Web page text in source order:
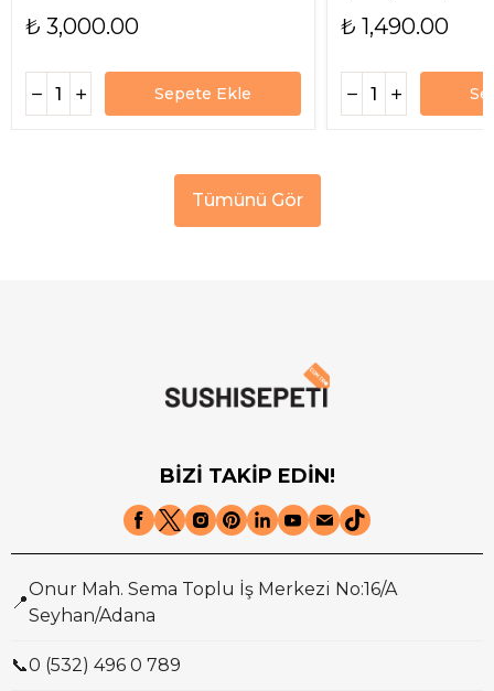
₺ 3,000.00
Sepete Ekle
₺ 1,490.00
Tümünü Gör
BİZİ TAKİP EDİN!
📍
Onur Mah. Sema Toplu İş Merkezi No:16/A
Seyhan/Adana
📞0 (532) 496 0 789